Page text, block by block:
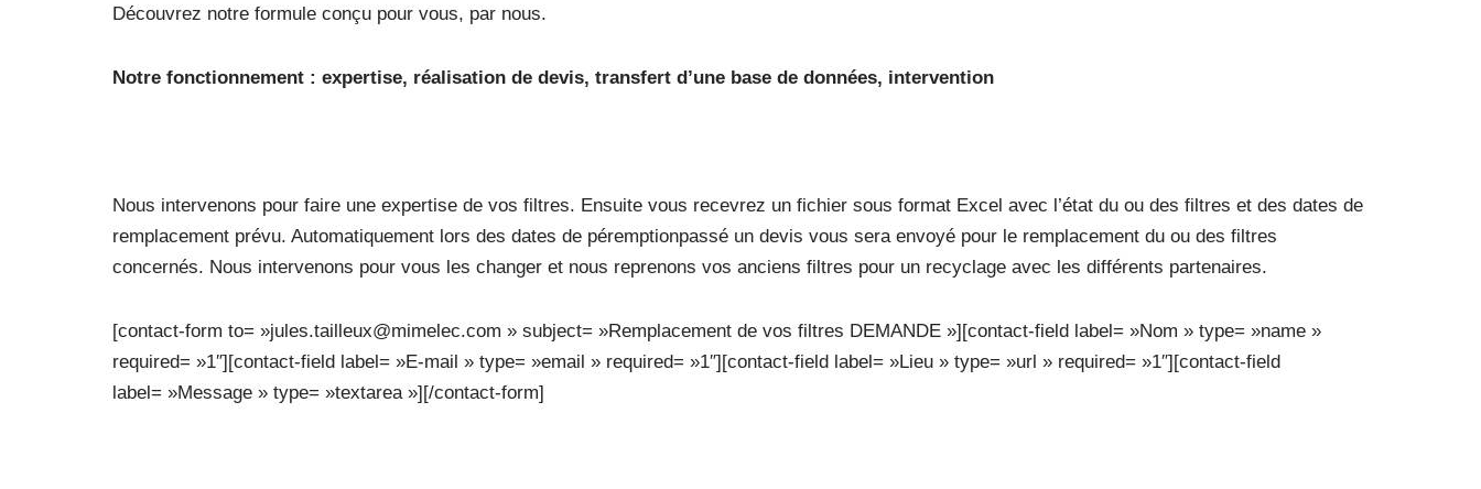
Découvrez notre formule conçu pour vous, par nous.
Notre fonctionnement : expertise, réalisation de devis, transfert d’une base de données, intervention
Nous intervenons pour faire une expertise de vos filtres. Ensuite vous recevrez un fichier sous format Excel avec l’état du ou des filtres et des dates de
remplacement prévu. Automatiquement lors des dates de péremptionpassé un devis vous sera envoyé pour le remplacement du ou des filtres
concernés. Nous intervenons pour vous les changer et nous reprenons vos anciens filtres pour un recyclage avec les différents partenaires.
[contact-form to= »jules.tailleux@mimelec.com » subject= »Remplacement de vos filtres DEMANDE »][contact-field label= »Nom » type= »name »
required= »1″][contact-field label= »E-mail » type= »email » required= »1″][contact-field label= »Lieu » type= »url » required= »1″][contact-field
label= »Message » type= »textarea »][/contact-form]